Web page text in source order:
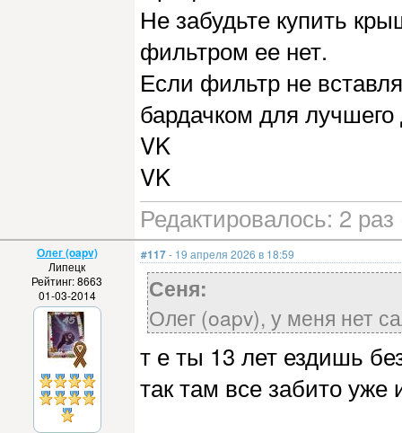
Не забудьте купить
фильтром ее нет.
Если фильтр не
бардачком для лучшего
VK
VK
Редактировалось: 2
Олег (oapv)
Липецк
Рейтинг: 8663
01-03-2014
#117- 19 апреля 2026 в 18:59
Сеня:
Олег (oapv), у меня нет
т е ты 13 лет ездишь
так там все забито